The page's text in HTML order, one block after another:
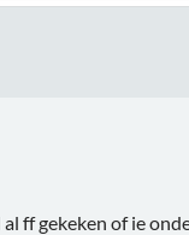
ff gekeken of ie